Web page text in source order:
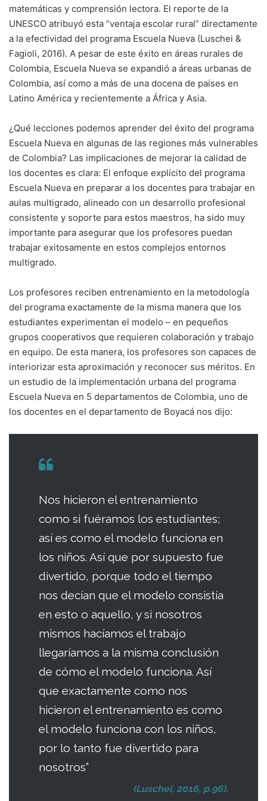
matemáticas y comprensión lectora. El reporte de la
UNESCO atribuyó esta “ventaja escolar rural” directamente
a la efectividad del programa Escuela Nueva (Luschei &
Fagioli, 2016). A pesar de este éxito en áreas rurales de
Colombia, Escuela Nueva se expandió a áreas urbanas de
Colombia, así como a más de una docena de países en
Latino América y recientemente a África y Asia.
¿Qué lecciones podemos aprender del éxito del programa
Escuela Nueva en algunas de las regiones más vulnerables
de Colombia? Las implicaciones de mejorar la calidad de
los docentes es clara: El enfoque explícito del programa
Escuela Nueva en preparar a los docentes para trabajar en
aulas multigrado, alineado con un desarrollo profesional
consistente y soporte para estos maestros, ha sido muy
importante para asegurar que los profesores puedan
trabajar exitosamente en estos complejos entornos
multigrado.
Los profesores reciben entrenamiento en la metodología
del programa exactamente de la misma manera que los
estudiantes experimentan el modelo – en pequeños
grupos cooperativos que requieren colaboración y trabajo
en equipo. De esta manera, los profesores son capaces de
interiorizar esta aproximación y reconocer sus méritos. En
un estudio de la implementación urbana del programa
Escuela Nueva en 5 departamentos de Colombia, uno de
los docentes en el departamento de Boyacá nos dijo:
Nos hicieron el entrenamiento
como si fuéramos los estudiantes;
así es como el modelo funciona en
los niños. Así que por supuesto fue
divertido, porque todo el tiempo
nos decían que el modelo consistía
en esto o aquello, y si nosotros
mismos hacíamos el trabajo
llegaríamos a la misma conclusión
de cómo el modelo funciona. Así
que exactamente como nos
hicieron el entrenamiento es como
el modelo funciona con los niños,
por lo tanto fue divertido para
nosotros”
(Luschei, 2016, p.96).